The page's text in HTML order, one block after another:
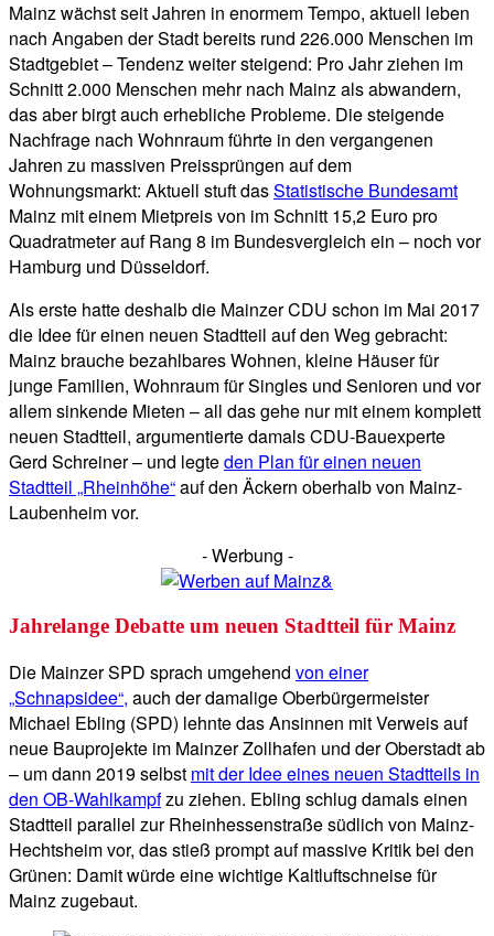
Mainz wächst seit Jahren in enormem Tempo, aktuell leben
nach Angaben der Stadt bereits rund 226.000 Menschen im
Stadtgebiet – Tendenz weiter steigend: Pro Jahr ziehen im
Schnitt 2.000 Menschen mehr nach Mainz als abwandern,
das aber birgt auch erhebliche Probleme. Die steigende
Nachfrage nach Wohnraum führte in den vergangenen
Jahren zu massiven Preissprüngen auf dem
Wohnungsmarkt: Aktuell stuft dasStatistische Bundesamt
Mainz mit einem Mietpreis von im Schnitt 15,2 Euro pro
Quadratmeter auf Rang 8 im Bundesvergleich ein – noch vor
Hamburg und Düsseldorf.
Als erste hatte deshalb die Mainzer CDU schon im Mai 2017
die Idee für einen neuen Stadtteil auf den Weg gebracht:
Mainz brauche bezahlbares Wohnen, kleine Häuser für
junge Familien, Wohnraum für Singles und Senioren und vor
allem sinkende Mieten – all das gehe nur mit einem komplett
neuen Stadtteil, argumentierte damals CDU-Bauexperte
Gerd Schreiner – und legteden Plan für einen neuen
Stadtteil „Rheinhöhe“auf den Äckern oberhalb von Mainz-
Laubenheim vor.
- Werbung -
Jahrelange Debatte um neuen Stadtteil für Mainz
Die Mainzer SPD sprach umgehend von einer
„Schnapsidee“, auch der damalige Oberbürgermeister
Michael Ebling (SPD) lehnte das Ansinnen mit Verweis auf
neue Bauprojekte im Mainzer Zollhafen und der Oberstadt ab
– um dann 2019 selbst mit der Idee eines neuen Stadtteils in
den OB-Wahlkampfzu ziehen. Ebling schlug damals einen
Stadtteil parallel zur Rheinhessenstraße südlich von Mainz-
Hechtsheim vor, das stieß prompt auf massive Kritik bei den
Grünen: Damit würde eine wichtige Kaltluftschneise für
Mainz zugebaut.